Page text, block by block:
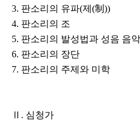
3. 판소리의 유파(제(制))
4. 판소리의 조
5. 판소리의 발성법과 성음 음악
6. 판소리의 장단
7. 판소리의 주제와 미학
Ⅱ. 심청가